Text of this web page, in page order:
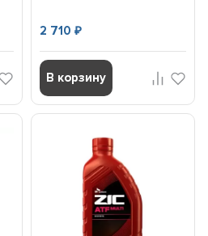
2 710 ₽
В корзину